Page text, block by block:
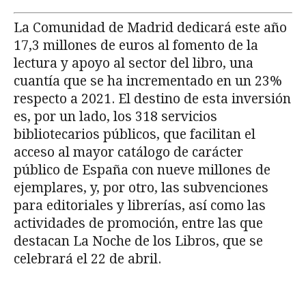
La Comunidad de Madrid dedicará este año
17,3 millones de euros al fomento de la
lectura y apoyo al sector del libro, una
cuantía que se ha incrementado en un 23%
respecto a 2021. El destino de esta inversión
es, por un lado, los 318 servicios
bibliotecarios públicos, que facilitan el
acceso al mayor catálogo de carácter
público de España con nueve millones de
ejemplares, y, por otro, las subvenciones
para editoriales y librerías, así como las
actividades de promoción, entre las que
destacan La Noche de los Libros, que se
celebrará el 22 de abril.